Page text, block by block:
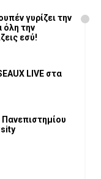
γυρίζει την
όλη την
εσύ!
LIVE στα